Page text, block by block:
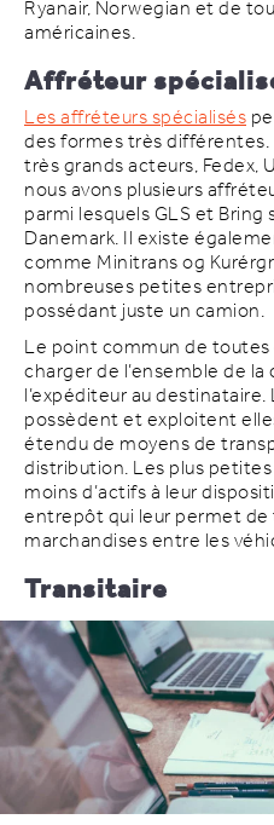
Ryanair, Norwegian et de
américaines.
Affréteur
Les affréteurs spécialisés
des formes très
très grands acteurs, Fedex,
nous avons plusieurs
parmi lesquels GLS et
Danemark. Il existe
comme Minitrans og
nombreuses petites
possédant juste un camion.
Le point commun de
charger de l’ensemble de
l’expéditeur au
possèdent et exploitent
étendu de moyens de
distribution. Les plus
moins d’actifs à leur
entrepôt qui leur permet
marchandises entre les
Transitaire